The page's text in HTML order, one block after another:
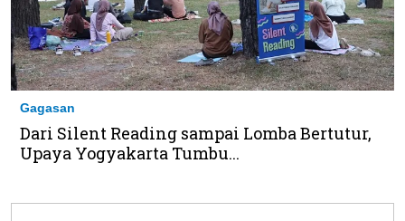
Gagasan
Dari Silent Reading sampai Lomba Bertutur,
Upaya Yogyakarta Tumbu...